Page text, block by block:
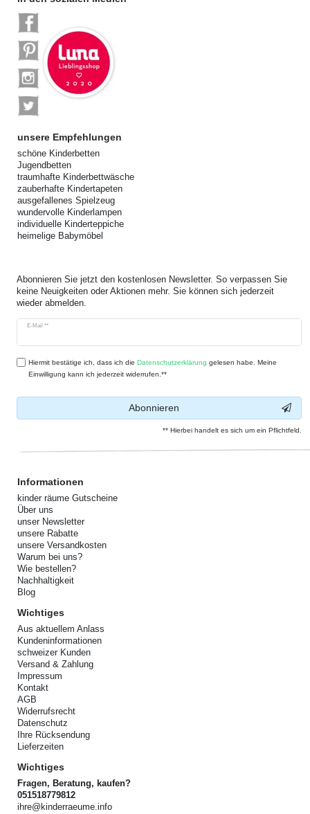
unsere Empfehlungen
schöne Kinderbetten
Jugendbetten
traumhafte Kinderbettwäsche
zauberhafte Kindertapeten
ausgefallenes Spielzeug
wundervolle Kinderlampen
individuelle Kinderteppiche
heimelige Babymöbel
Abonnieren Sie jetzt den kostenlosen Newsletter. So verpassen Sie
keine Neuigkeiten oder Aktionen mehr. Sie können sich jederzeit
wieder abmelden.
E-Mail **
Newsletter
Hiermit bestätige ich, dass ich dieDaten­schutz­erklärung gelesen habe. Meine
Einwilligung kann ich jederzeit widerrufen.**
Abonnieren
** Hierbei handelt es sich um ein Pflichtfeld.
Informationen
kinder räume Gutscheine
Über uns
unser Newsletter
unsere Rabatte
unsere Versandkosten
Warum bei uns?
Wie bestellen?
Nachhaltigkeit
Blog
Wichtiges
Aus aktuellem Anlass
Kundeninformationen
schweizer Kunden
Versand & Zahlung
Impressum
Kontakt
AGB
Widerrufsrecht
Datenschutz
Ihre Rücksendung
Lieferzeiten
Wichtiges
Fragen, Beratung, kaufen?
051518779812
ihre@kinderraeume.info